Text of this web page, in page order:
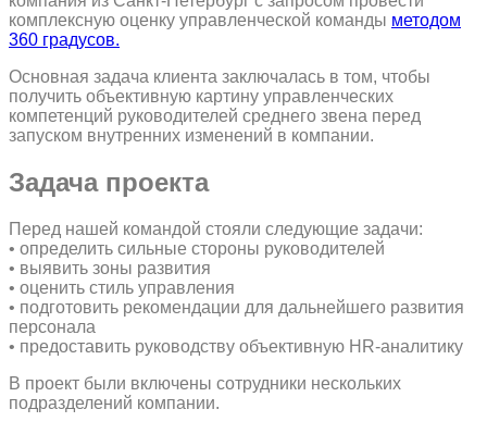
комплексную оценку управленческой команды методом
360 градусов.
Основная задача клиента заключалась в том, чтобы
получить объективную картину управленческих
компетенций руководителей среднего звена перед
запуском внутренних изменений в компании.
Задача проекта
Перед нашей командой стояли следующие задачи:
• определить сильные стороны руководителей
• выявить зоны развития
• оценить стиль управления
• подготовить рекомендации для дальнейшего развития
персонала
• предоставить руководству объективную HR-аналитику
В проект были включены сотрудники нескольких
подразделений компании.